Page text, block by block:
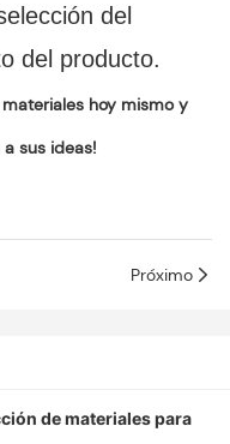
del
del producto.
hoy mismo y
sus ideas!
Próximo
de materiales para